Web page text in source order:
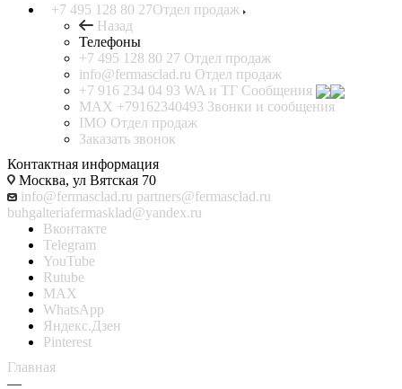
+7 495 128 80 27Отдел продаж
Назад
Телефоны
+7 495 128 80 27 Отдел продаж
info@fermasclad.ru Отдел продаж
+7 916 234 04 93 WA и ТГ Сообщения
MAX +79162340493 Звонки и сообщения
IMO Отдел продаж
Заказать звонок
Контактная информация
Москва, ул Вятская 70
info@fermasclad.ru partners@fermasclad.ru
buhgalteriafermasklad@yandex.ru
Вконтакте
Telegram
YouTube
Rutube
MAX
WhatsApp
Яндекс.Дзен
Pinterest
Главная
—